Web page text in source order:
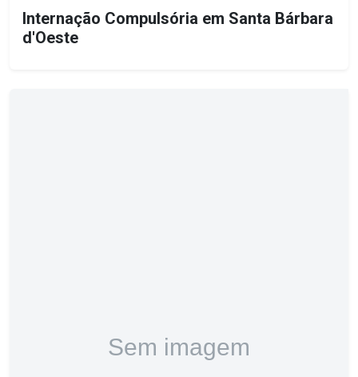
Internação Compulsória em Santa Bárbara
d'Oeste